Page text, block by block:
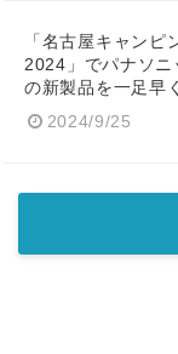
「名古屋キャンピ
2024」でパナソニ
の新製品を一足早
2024/9/25